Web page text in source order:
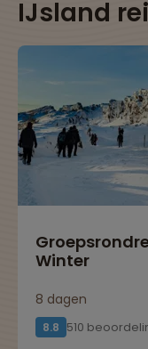
IJsland
Winter
8 dagen
8.8 510